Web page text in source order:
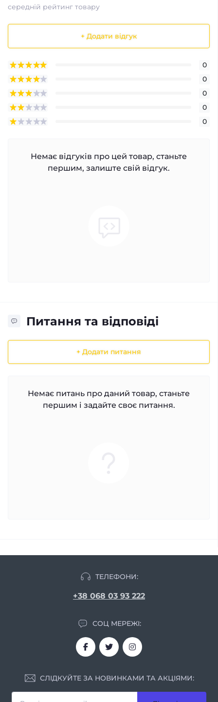
середній рейтинг товару
+ Додати відгук
0
0
0
0
0
Немає відгуків про цей товар, станьте
першим, залиште свій відгук.
Питання та відповіді
+ Додати питання
Немає питань про даний товар, станьте
першим і задайте своє питання.
ТЕЛЕФОНИ:
+38 068 03 93 222
СОЦ МЕРЕЖІ:
СЛІДКУЙТЕ ЗА НОВИНКАМИ ТА АКЦІЯМИ: